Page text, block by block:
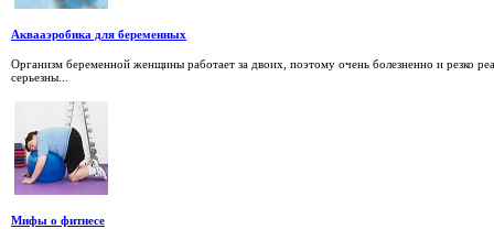
Аквааэробика для беременных
Организм беременной женщины работает за двоих, поэтому очень болезненно и резко
серьезны...
Мифы о фитнесе